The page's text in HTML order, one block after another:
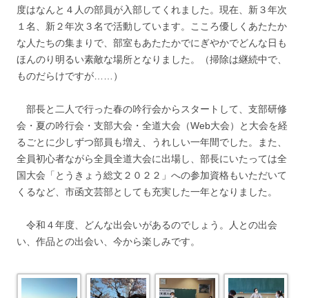
度はなんと４人の部員が入部してくれました。現在、新３年次
１名、新２年次３名で活動しています。こころ優しくあたたか
な人たちの集まりで、部室もあたたかでにぎやかでどんな日も
ほんのり明るい素敵な場所となりました。（掃除は継続中で、
ものだらけですが……）
部長と二人で行った春の吟行会からスタートして、支部研修
会・夏の吟行会・支部大会・全道大会（Web大会）と大会を経
るごとに少しずつ部員も増え、うれしい一年間でした。また、
全員初心者ながら全員全道大会に出場し、部長にいたっては全
国大会「とうきょう総文２０２２」への参加資格もいただいて
くるなど、市函文芸部としても充実した一年となりました。
令和４年度、どんな出会いがあるのでしょう。人との出会
い、作品との出会い、今から楽しみです。